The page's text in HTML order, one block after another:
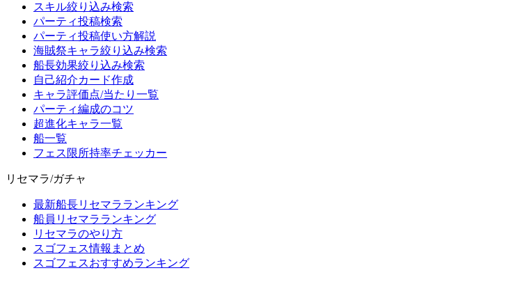
スキル絞り込み検索
パーティ投稿検索
パーティ投稿使い方解説
海賊祭キャラ絞り込み検索
船長効果絞り込み検索
自己紹介カード作成
キャラ評価点/当たり一覧
パーティ編成のコツ
超進化キャラ一覧
船一覧
フェス限所持率チェッカー
リセマラ/ガチャ
最新船長リセマラランキング
船員リセマラランキング
リセマラのやり方
スゴフェス情報まとめ
スゴフェスおすすめランキング